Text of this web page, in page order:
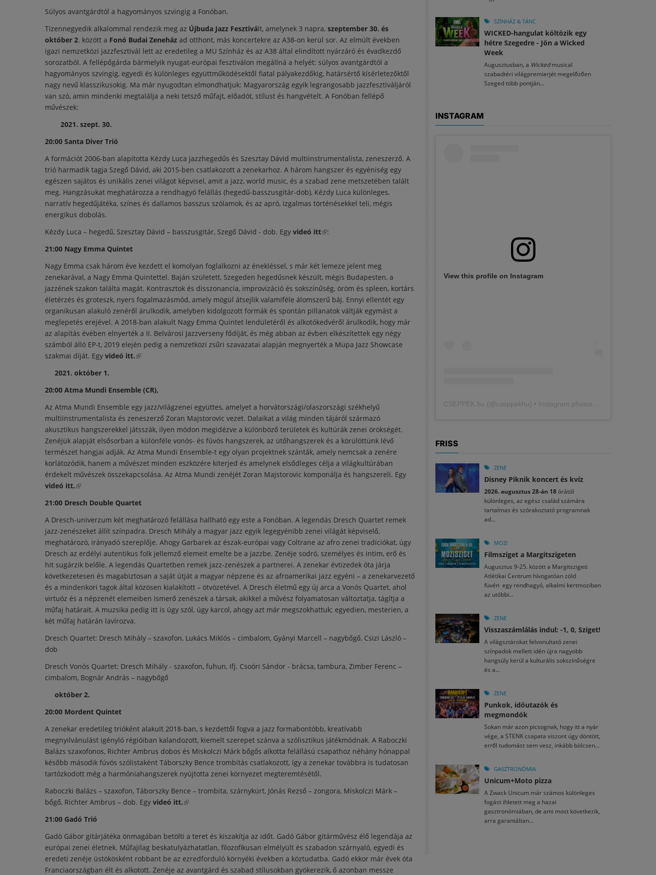
Súlyos avantgárdtól a hagyományos szvingig a Fonóban.
Tizennegyedik alkalommal rendezik meg az Újbuda Jazz Fesztivált, amelynek 3 napra, szeptember 30. és
október 2. között a Fonó Budai Zeneház ad otthont, más koncertekre az A38-on kerül sor. Az elmúlt években
igazi nemzetközi jazzfesztivál lett az eredetileg a MU Színház és az A38 által elindított nyárzáró és évadkezdő
sorozatból. A fellépőgárda bármelyik nyugat-európai fesztiválon megállná a helyét: súlyos avantgárdtól a
hagyományos szvingig, egyedi és különleges együttműködésektől fiatal pályakezdőkig, határsértő kísérletezőktől
nagy nevű klasszikusokig. Ma már nyugodtan elmondhatjuk: Magyarország egyik legrangosabb jazzfesztiváljáról
van szó, amin mindenki megtalálja a neki tetsző műfajt, előadót, stílust és hangvételt. A Fonóban fellépő
művészek:
2021. szept. 30.
20:00 Santa Diver Trió
A formációt 2006-ban alapította Kézdy Luca jazzhegedűs és Szesztay Dávid multiinstrumentalista, zeneszerző. A
trió harmadik tagja Szegő Dávid, aki 2015-ben csatlakozott a zenekarhoz. A három hangszer és egyéniség egy
egészen sajátos és unikális zenei világot képvisel, amit a jazz, world music, és a szabad zene metszetében talált
meg. Hangzásukat meghatározza a rendhagyó felállás (hegedű-basszusgitár-dob), Kézdy Luca különleges,
narratív hegedűjátéka, színes és dallamos basszus szólamok, és az apró, izgalmas történésekkel teli, mégis
energikus dobolás.
Kézdy Luca – hegedű, Szesztay Dávid – basszusgitár, Szegő Dávid - dob. Egy videó itt(külső hivatkozás)
:
21:00 Nagy Emma Quintet
Nagy Emma csak három éve kezdett el komolyan foglalkozni az énekléssel, s már két lemeze jelent meg
zenekarával, a Nagy Emma Quintettel. Baján született, Szegeden hegedűsnek készült, mégis Budapesten, a
jazzének szakon találta magát. Kontrasztok és disszonancia, improvizáció és sokszínűség, öröm és spleen, kortárs
életérzés és groteszk, nyers fogalmazásmód, amely mögül átsejlik valamiféle álomszerű báj. Ennyi ellentét egy
organikusan alakuló zenéről árulkodik, amelyben kidolgozott formák és spontán pillanatok váltják egymást a
meglepetés erejével. A 2018-ban alakult Nagy Emma Quintet lendületéről és alkotókedvéről árulkodik, hogy már
az alapítás évében elnyerték a II. Belvárosi Jazzverseny fődíját, és még abban az évben elkészítettek egy négy
számból álló EP-t, 2019 elején pedig a nemzetközi zsűri szavazatai alapján megnyerték a Müpa Jazz Showcase
szakmai díját. Egy videó itt.(külső hivatkozás)
2021. október 1.
20:00 Atma Mundi Ensemble (CR),
Az Atma Mundi Ensemble egy jazz/világzenei együttes, amelyet a horvátországi/olaszországi székhelyű
multiinstrumentalista és zeneszerző Zoran Majstorovic vezet. Dalaikat a világ minden tájáról származó
akusztikus hangszerekkel játsszák, ilyen módon megidézve a különböző területek és kultúrák zenei örökségét.
Zenéjük alapját elsősorban a különféle vonós- és fúvós hangszerek, az ütőhangszerek és a körülöttünk lévő
természet hangjai adják. Az Atma Mundi Ensemble-t egy olyan projektnek szánták, amely nemcsak a zenére
korlátozódik, hanem a művészet minden eszközére kiterjed és amelynek elsődleges célja a világkultúrában
érdekelt művészek összekapcsolása. Az Atma Mundi zenéjét Zoran Majstorovic komponálja és hangszereli. Egy
videó itt.(külső hivatkozás)
21:00 Dresch Double Quartet
A Dresch-univerzum két meghatározó felállása hallható egy este a Fonóban. A legendás Dresch Quartet remek
jazz-zenészeket állít színpadra. Dresch Mihály a magyar jazz egyik legegyénibb zenei világát képviselő,
meghatározó, irányadó szereplője. Ahogy Garbarek az észak-európai vagy Coltrane az afro zenei tradíciókat, úgy
Dresch az erdélyi autentikus folk jellemző elemeit emelte be a jazzbe. Zenéje sodró, személyes és intim, erő és
hit sugárzik belőle. A legendás Quartetben remek jazz-zenészek a partnerei. A zenekar évtizedek óta járja
következetesen és magabiztosan a saját útját a magyar népzene és az afroamerikai jazz egyéni – a zenekarvezető
és a mindenkori tagok által közösen kialakított – ötvözetével. A Dresch életmű egy új arca a Vonós Quartet, ahol
virtuóz és a népzenét elemeiben ismerő zenészek a társak, akikkel a művész folyamatosan változtatja, tágítja a
műfaj határait. A muzsika pedig itt is úgy szól, úgy karcol, ahogy azt már megszokhattuk; egyedien, mesterien, a
két műfaj határán lavírozva.
Dresch Quartet: Dresch Mihály – szaxofon, Lukács Miklós – cimbalom, Gyányi Marcell – nagybőgő, Csizi László –
dob
Dresch Vonós Quartet: Dresch Mihály - szaxofon, fuhun, Ifj. Csoóri Sándor - brácsa, tambura, Zimber Ferenc –
cimbalom, Bognár András – nagybőgő
október 2.
20:00 Mordent Quintet
A zenekar eredetileg trióként alakult 2018-ban, s kezdettől fogva a jazz formabontóbb, kreatívabb
megnyilvánulást igényló régióiban kalandozott, kiemelt szerepet szánva a szólisztikus játékmódnak. A Raboczki
Balázs szaxofonos, Richter Ambrus dobos és Miskolczi Márk bőgős alkotta felállású csapathoz néhány hónappal
később második fúvós szólistaként Táborszky Bence trombitás csatlakozott, így a zenekar továbbra is tudatosan
tartózkodott még a harmóniahangszerek nyújtotta zenei környezet megteremtésétől.
Raboczki Balázs – szaxofon, Táborszky Bence – trombita, szárnykürt, Jónás Rezső – zongora, Miskolczi Márk –
bőgő, Richter Ambrus – dob. Egy videó itt.(külső hivatkozás)
21:00 Gadó Trió
Gadó Gábor gitárjátéka önmagában betölti a teret és kiszakítja az időt. Gadó Gábor gitárművész élő legendája az
európai zenei életnek. Műfajilag beskatulyázhatatlan, filozofikusan elmélyült és szabadon szárnyaló, egyedi és
eredeti zenéje üstökösként robbant be az ezredforduló környéki években a köztudatba. Gadó ekkor már évek óta
Franciaországban élt és alkotott. Zenéje az avantgárd és szabad stílusokban gyökerezik, ő azonban messze
SZÍNHÁZ & TÁNC
WICKED-hangulat költözik egy
hétre Szegedre - Jön a Wicked
Week
Augusztusban, a Wickedmusical
szabadtéri világpremierjét megelőzően
Szeged több pontján...
INSTAGRAM
View this profile on Instagram
CSEPPEK.hu (@cseppekhu ) • Instagram photos and videos
FRISS
ZENE
Disney Piknik koncert és kvíz
2026. augusztus 28-án 18órától
különleges, az egész család számára
tartalmas és szórakoztató programnak
ad...
MOZI
Filmsziget a Margitszigeten
Augusztus 9-25. között a Margitszigeti
Atlétikai Centrum hívogatóan zöld
füvén egy rendhagyó, alkalmi kertmoziban
az utóbbi...
ZENE
Visszaszámlálás indul: -1, 0, Sziget!
A világsztárokat felvonultató zenei
színpadok mellett idén újra nagyobb
hangsúly kerül a kulturális sokszínűségre
és a...
ZENE
Punkok, időutazók és
megmondók
Sokan már azon picsognak, hogy itt a nyár
vége, a STENK csapata viszont úgy döntött,
erről tudomást sem vesz, inkább bölcsen...
GASZTRONÓMIA
Unicum+Moto pizza
A Zwack Unicum már számos különleges
fogást ihletett meg a hazai
gasztronómiában, de ami most következik,
arra garantáltan...